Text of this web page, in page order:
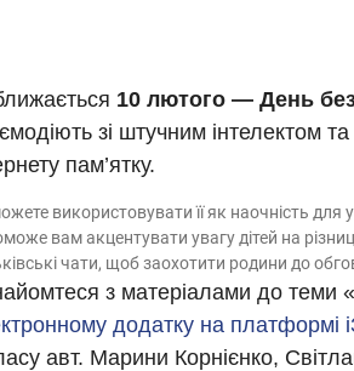
10 лютого — День
зі штучним інтелектом
пам’ятку.
використовувати її як наочність
вам акцентувати увагу дітей на
чати, щоб заохотити родини до
з матеріалами до теми
додатку на платформі
авт. Марини Корнієнко,